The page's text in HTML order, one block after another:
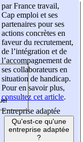
par France travail,
Cap emploi et ses
partenaires pour ses
actions concrètes en
faveur du recrutement,
de l’intégration et de
l’accompagnement de
ses collaborateurs en
situation de handicap.
Pour en savoir plus,
consultez cet article.
Entreprise adaptée
Qu'est-ce qu'une
entreprise adaptée
?